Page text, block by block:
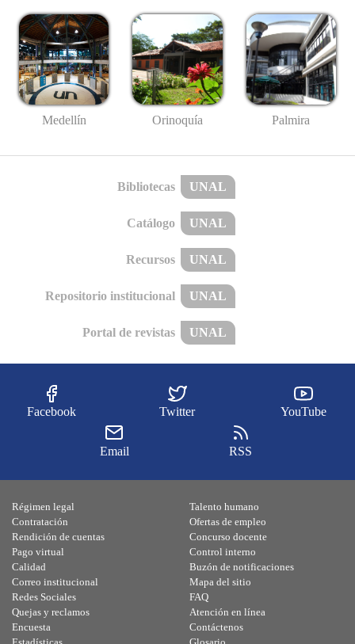
Medellín Orinoquía Palmira
Bibliotecas UNAL
Catálogo UNAL
Recursos UNAL
Repositorio institucional UNAL
Portal de revistas UNAL
Facebook Twitter YouTube
Email RSS
Régimen legal
Contratación
Rendición de cuentas
Pago virtual
Calidad
Talento humano
Ofertas de empleo
Concurso docente
Control interno
Buzón de notificaciones
Correo institucional
Redes Sociales
Quejas y reclamos
Encuesta
Mapa del sitio
FAQ
Atención en línea
Contáctenos